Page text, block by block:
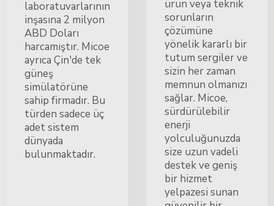
laboratuvarlarının
inşasına 2 milyon
ABD Doları
harcamıştır. Micoe
ayrıca Çin'de tek
güneş
simülatörüne
sahip firmadır. Bu
türden sadece üç
adet sistem
dünyada
bulunmaktadır.
ürün veya teknik
sorunların
çözümüne
yönelik kararlı bir
tutum sergiler ve
sizin her zaman
memnun olmanızı
sağlar. Micoe,
sürdürülebilir
enerji
yolculuğunuzda
size uzun vadeli
destek ve geniş
bir hizmet
yelpazesi sunan